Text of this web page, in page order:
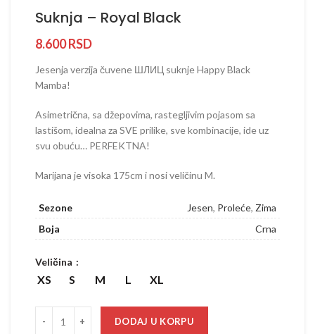
Suknja – Royal Black
8.600RSD
Jesenja verzija čuvene ШЛИЦ suknje Happy Black
Mamba!
Asimetrična, sa džepovima, rastegljivim pojasom sa
lastišom, idealna za SVE prilike, sve kombinacije, ide uz
svu obuću… PERFEKTNA!
Marijana je visoka 175cm i nosi veličinu M.
Sezone Jesen, Proleće, Zima
Boja
Crna
Veličina
XS S M L XL
DODAJ U KORPU